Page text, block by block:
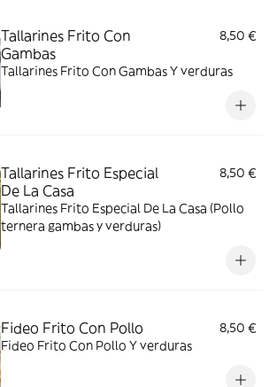
Tallarines Frito Con
Gambas
8,50 €
Tallarines Frito Con Gambas Y verduras
Tallarines Frito Especial
De La Casa
8,50 €
Tallarines Frito Especial De La Casa (Pollo
ternera gambas y verduras)
Fideo Frito Con Pollo
8,50 €
Fideo Frito Con Pollo Y verduras